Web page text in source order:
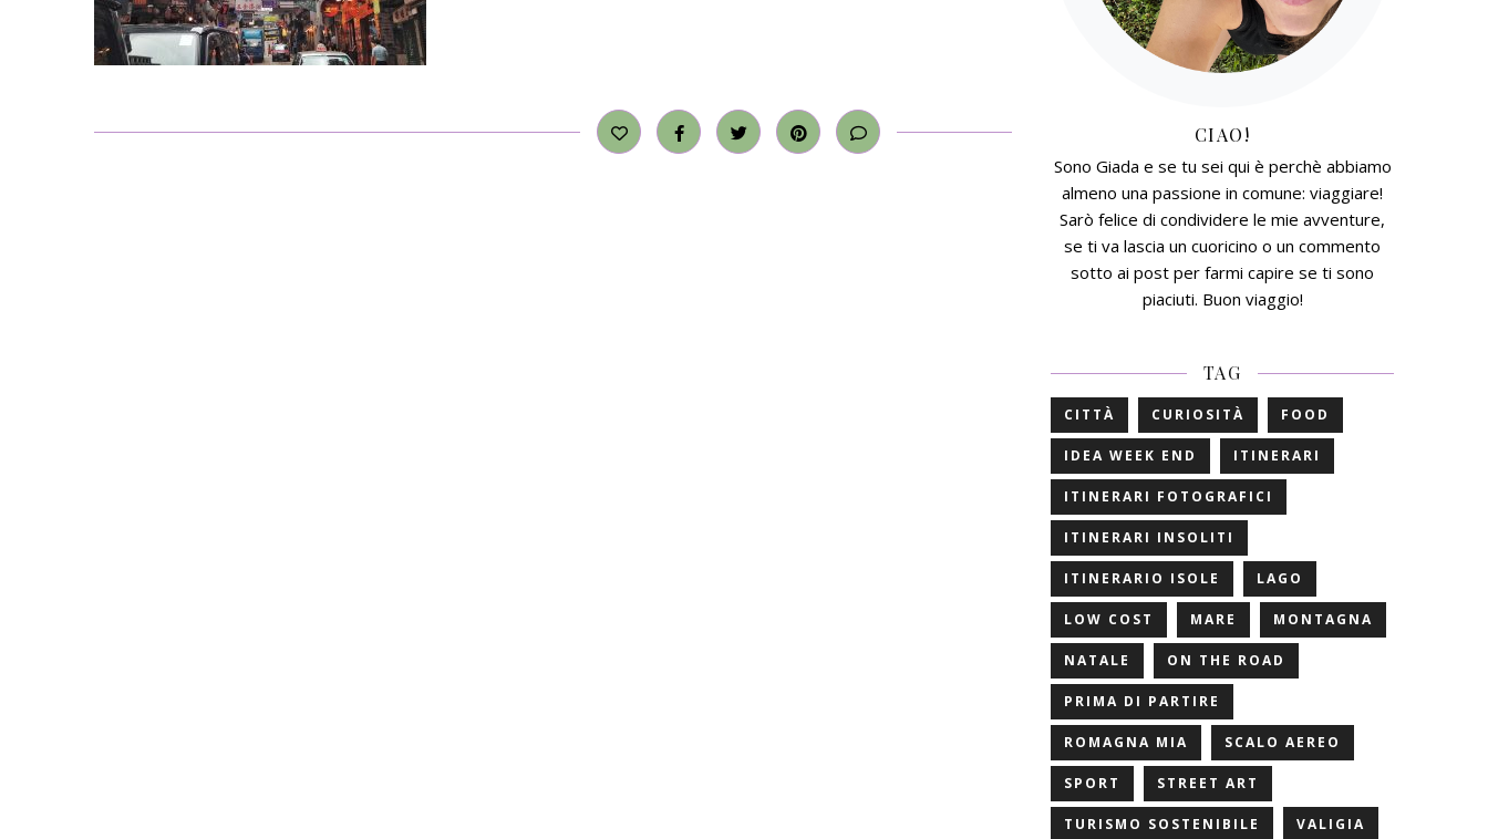
CIAO!
Sono Giada e se tu sei qui è perchè abbiamo
almeno una passione in comune: viaggiare!
Sarò felice di condividere le mie avventure,
se ti va lascia un cuoricino o un commento
sotto ai post per farmi capire se ti sono
piaciuti. Buon viaggio!
TAG
CITTÀ CURIOSITÀ FOOD
IDEA WEEK END ITINERARI
ITINERARI FOTOGRAFICI
ITINERARI INSOLITI
ITINERARIO ISOLE LAGO
LOW COST MARE MONTAGNA
NATALE ON THE ROAD
PRIMA DI PARTIRE
ROMAGNA MIA SCALO AEREO
SPORT STREET ART
TURISMO SOSTENIBILE VALIGIA